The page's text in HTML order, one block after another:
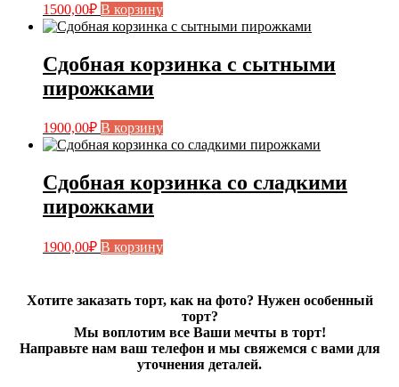
1500,00₽ В корзину
Сдобная корзинка с сытными
пирожками
1900,00₽ В корзину
Сдобная корзинка со сладкими
пирожками
1900,00₽ В корзину
Хотите заказать торт, как на фото? Нужен особенный
торт?
Мы воплотим все Ваши мечты в торт!
Направьте нам ваш телефон и мы свяжемся с вами для
уточнения деталей.